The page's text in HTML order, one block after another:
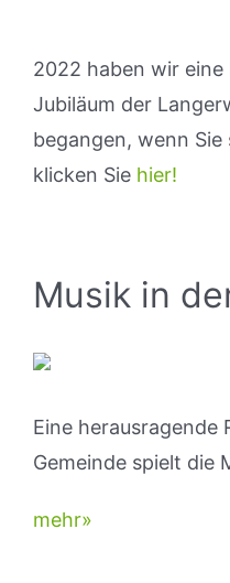
2022 haben wir
Jubiläum der
begangen, wenn
klicken Sie hier!
Musik in
Eine herausragende
Gemeinde spielt die
mehr»